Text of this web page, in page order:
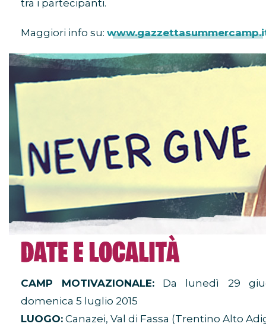
tra i partecipanti.
Maggiori info su:
CAMP MOTIVAZIONALE: Da lunedì 29
domenica 5 luglio 2015
LUOGO: Canazei, Val di Fassa (Trentino Alto